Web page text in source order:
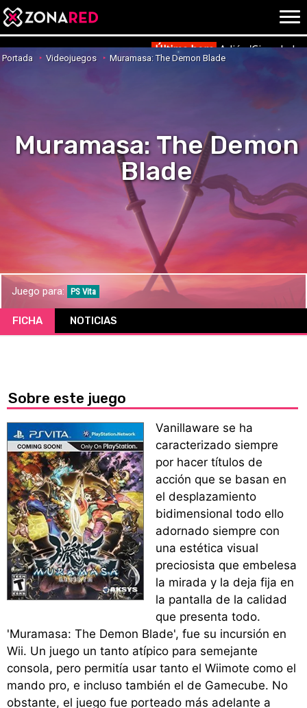
{literal}{/literal}
NOTICIAS
OPINIÓN
REPORTAJES
ANÁLISIS
AVANCES VÍDEOS
TRUCOS
TV
E3
Última hora Adiós 'Cine de
Portada Videojuegos Muramasa: The Demon Blade
Muramasa: The Demon
Blade
Juego para: PS Vita
FICHA NOTICIAS
Sobre este juego
Vanillaware se ha
caracterizado siempre
por hacer títulos de
acción que se basan en
el desplazamiento
bidimensional todo ello
adornado siempre con
una estética visual
preciosista que embelesa
la mirada y la deja fija en
la pantalla de la calidad
que presenta todo.
'Muramasa: The Demon Blade', fue su incursión en
Wii. Un juego un tanto atípico para semejante
consola, pero permitía usar tanto el Wiimote como el
mando pro, e incluso también el de Gamecube. No
obstante, el juego fue porteado más adelante a